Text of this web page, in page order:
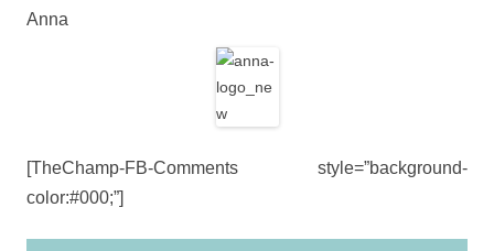
Anna
[TheChamp-FB-Comments style=”background-
color:#000;”]